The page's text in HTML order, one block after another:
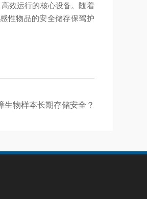
效运行的核心设备。随着
性物品的安全储存保驾护
生物样本长期存储安全？